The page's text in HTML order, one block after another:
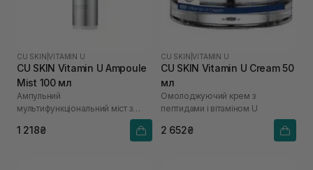
CU SKIN |VITAMIN U
CU SKIN Vitamin U Ampoule
Mist 100 мл
Ампульний
мультифункціональний міст з
1 218₴
CU SKIN |VITAMIN U
CU SKIN Vitamin U Cream 50
мл
Омолоджуючий крем з
пептидами і вітаміном U
2 652₴